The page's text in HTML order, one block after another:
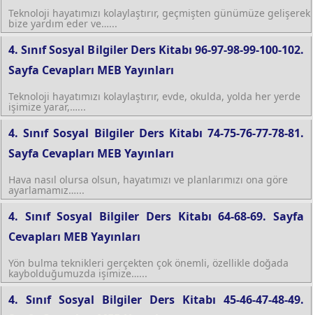
Teknoloji hayatımızı kolaylaştırır, geçmişten günümüze gelişerek
bize yardım eder ve…...
4. Sınıf Sosyal Bilgiler Ders Kitabı 96-97-98-99-100-102.
Sayfa Cevapları MEB Yayınları
Teknoloji hayatımızı kolaylaştırır, evde, okulda, yolda her yerde
işimize yarar,…...
4. Sınıf Sosyal Bilgiler Ders Kitabı 74-75-76-77-78-81.
Sayfa Cevapları MEB Yayınları
Hava nasıl olursa olsun, hayatımızı ve planlarımızı ona göre
ayarlamamız…...
4. Sınıf Sosyal Bilgiler Ders Kitabı 64-68-69. Sayfa
Cevapları MEB Yayınları
Yön bulma teknikleri gerçekten çok önemli, özellikle doğada
kaybolduğumuzda işimize…...
4. Sınıf Sosyal Bilgiler Ders Kitabı 45-46-47-48-49.